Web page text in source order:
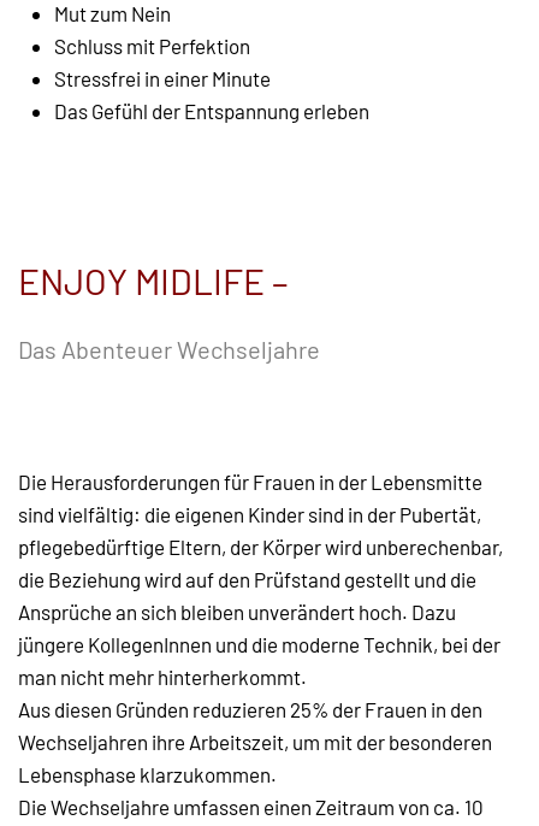
Mut zum Nein
Schluss mit Perfektion
Stressfrei in einer Minute
Das Gefühl der Entspannung erleben
ENJOY MIDLIFE –
Das Abenteuer Wechseljahre
Die Herausforderungen für Frauen in der Lebensmitte
sind vielfältig: die eigenen Kinder sind in der Pubertät,
pflegebedürftige Eltern, der Körper wird unberechenbar,
die Beziehung wird auf den Prüfstand gestellt und die
Ansprüche an sich bleiben unverändert hoch. Dazu
jüngere KollegenInnen und die moderne Technik, bei der
man nicht mehr hinterherkommt.
Aus diesen Gründen reduzieren 25% der Frauen in den
Wechseljahren ihre Arbeitszeit, um mit der besonderen
Lebensphase klarzukommen.
Die Wechseljahre umfassen einen Zeitraum von ca. 10